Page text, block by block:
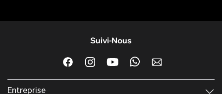
Entreprise
Suivi-Nous